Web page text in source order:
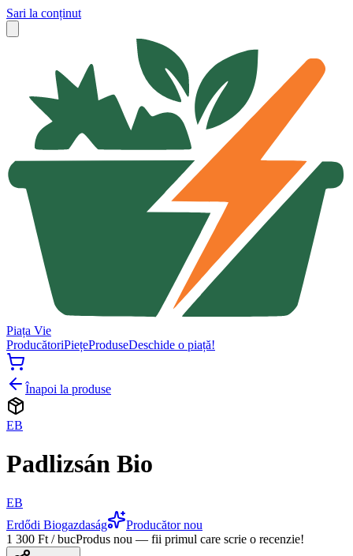
Sari la conținut
Piața Vie
ProducătoriPiețeProduseDeschide o piață!
Înapoi la produse
EB
Padlizsán Bio
EB
Erdődi Biogazdaság
Producător nou
1 300 Ft / bucProdus nou — fii primul care scrie o recenzie!